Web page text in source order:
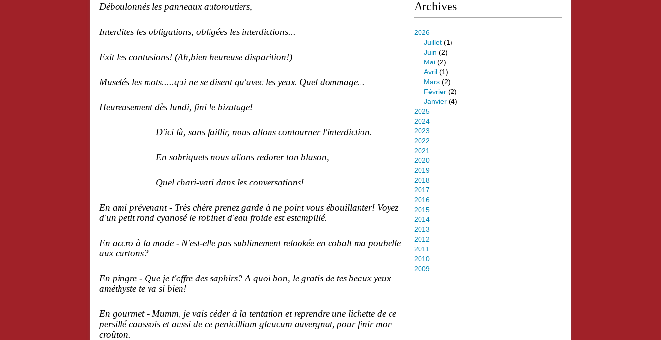
Déboulonnés les panneaux autoroutiers,
Interdites les obligations, obligées les interdictions...
Exit les contusions! (Ah,bien heureuse disparition!)
Muselés les mots.....qui ne se disent qu'avec les yeux. Quel dommage...
Heureusement dès lundi, fini le bizutage!
D'ici là, sans faillir, nous allons contourner l'interdiction.
En sobriquets nous allons redorer ton blason,
Quel chari-vari dans les conversations!
En ami prévenant - Très chère prenez garde à ne point vous ébouillanter! Voyez
d'un petit rond cyanosé le robinet d'eau froide est estampillé.
En accro à la mode - N'est-elle pas sublimement relookée en cobalt ma poubelle
aux cartons?
En pingre - Que je t'offre des saphirs? A quoi bon, le gratis de tesbeaux yeux
améthyste te va si bien!
En gourmet - Mumm, je vais céder à la tentation et reprendre une lichette de ce
persillé caussois et aussi de ce penicillium glaucum auvergnat, pour finir mon
croûton.
Archives
2026
Juillet (1)
Juin (2)
Mai (2)
Avril (1)
Mars (2)
Février (2)
Janvier (4)
2025
2024
2023
2022
2021
2020
2019
2018
2017
2016
2015
2014
2013
2012
2011
2010
2009